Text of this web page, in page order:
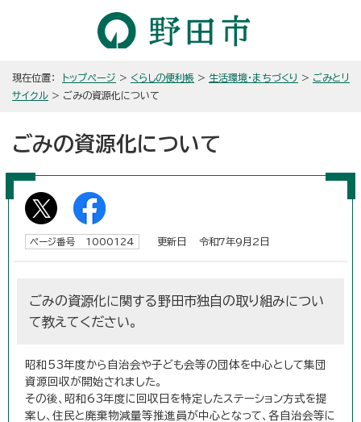
現在位置： トップページ > くらしの便利帳 > 生活環境・まちづくり > ごみとリ
サイクル > ごみの資源化について
ごみの資源化について
ページ番号 1000124 更新日 令和7年9月2日
ごみの資源化に関する野田市独自の取り組みについ
て教えてください。
昭和53年度から自治会や子ども会等の団体を中心として集団
資源回収が開始されました。
その後、昭和63年度に回収日を特定したステーション方式を提
案し、住民と廃棄物減量等推進員が中心となって、各自治会等に